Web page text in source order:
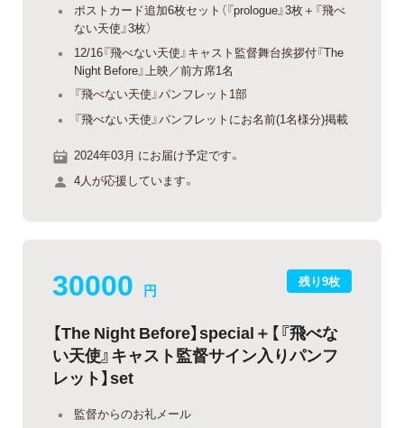
ポストカード追加6枚セット（『prologue』3枚＋『飛べ
ない天使』3枚）
12/16『飛べない天使』キャスト監督舞台挨拶付『The
Night Before』上映／前方席1名
『飛べない天使』パンフレット1部
『飛べない天使』パンフレットにお名前(1名様分)掲載
2024年03月 にお届け予定です。
4人が応援しています。
残り9枚
30000 円
【The Night Before】special＋【『飛べな
い天使』キャスト監督サイン入りパンフ
レット】set
監督からのお礼メール